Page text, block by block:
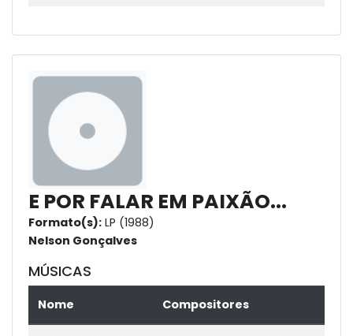
E POR FALAR EM PAIXÃO...
Formato(s): LP (1988)
Nelson Gonçalves
MÚSICAS
Nome Compositores